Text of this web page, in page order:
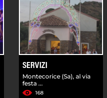
SERVIZI
Montecorice (Sa), al via
festa ...
168